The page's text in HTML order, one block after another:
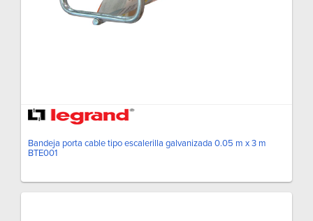
Bandeja porta cable tipo escalerilla galvanizada 0.05 m x 3 m
BTE001